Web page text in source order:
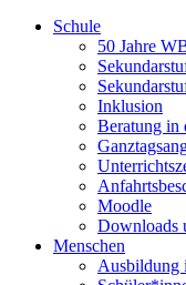
Schule
50 Jahre
Inklusion
Beratung in
Moodle
Downloads
Menschen
Ausbildung